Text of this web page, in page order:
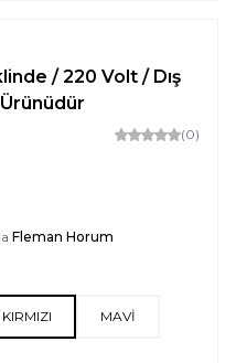
/ 220 Volt / Dış
(0)
Fleman Horum
KIRMIZI MAVİ